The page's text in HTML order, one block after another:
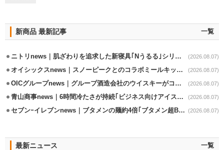
新商品 最新記事 一覧
ニトリnews｜肌ざわりを追求した新寝具｢Nうるる｣シリーズを発売 (2026.08.07)
オイシックスnews｜スノーピークとのコラボミールキット8/13発売 (2026.08.07)
OICグループnews｜グループ酒造会社のウイスキーがコンペティション受賞 (2026.08.07)
青山商事news｜6時間冷たさが持続｢ビジネス向けアイスベスト｣発売 (2026.08.07)
セブンｰイレブンnews｜ブタメンの麺約4倍｢ブタメン超BIG｣8/11から限定発売 (2026.08.07)
最新ニュース 一覧